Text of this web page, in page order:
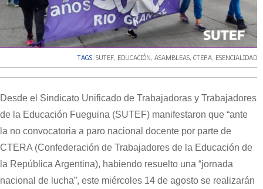
TAGS: SUTEF, EDUCACIÓN , ASAMBLEAS, CTERA, ESENCIALIDAD
Desde el Sindicato Unificado de Trabajadoras y Trabajadores
de la Educación Fueguina (SUTEF) manifestaron que “ante
la no convocatoria a paro nacional docente por parte de
CTERA (Confederación de Trabajadores de la Educación de
la República Argentina), habiendo resuelto una “jornada
nacional de lucha”, este miércoles 14 de agosto se realizarán